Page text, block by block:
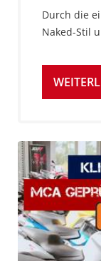
Durch die
Naked-Stil